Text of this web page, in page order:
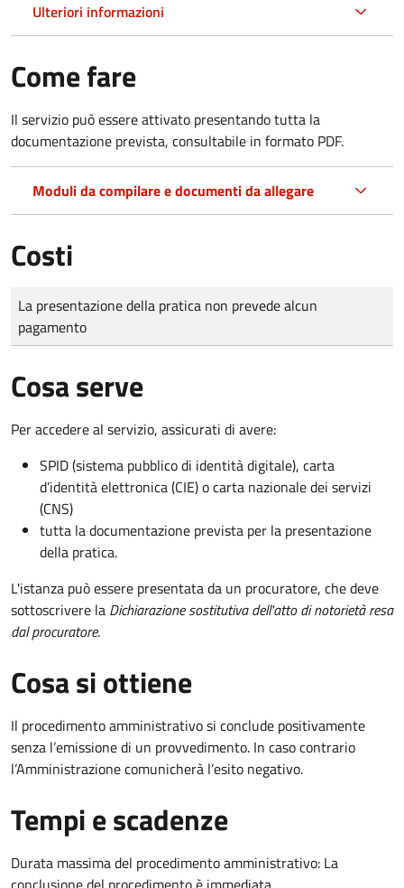
Ulteriori informazioni
Come fare
Il servizio può essere attivato presentando tutta la
documentazione prevista, consultabile in formato PDF.
Moduli da compilare e documenti da allegare
Costi
Tipo di pagamento
Importo
La presentazione della pratica non prevede alcun
pagamento
Cosa serve
Per accedere al servizio, assicurati di avere:
SPID (sistema pubblico di identità digitale), carta
d’identità elettronica (CIE) o carta nazionale dei servizi
(CNS)
tutta la documentazione prevista per la presentazione
della pratica.
L'istanza può essere presentata da un procuratore, che deve
sottoscrivere la Dichiarazione sostitutiva dell'atto di notorietà resa
dal procuratore.
Cosa si ottiene
Il procedimento amministrativo si conclude positivamente
senza l’emissione di un provvedimento. In caso contrario
l’Amministrazione comunicherà l’esito negativo.
Tempi e scadenze
Durata massima del procedimento amministrativo: La